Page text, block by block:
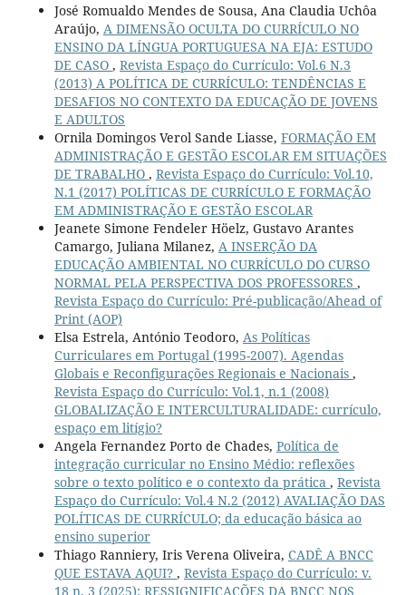
José Romualdo Mendes de Sousa, Ana Claudia Uchôa
Araújo, A DIMENSÃO OCULTA DO CURRÍCULO NO
ENSINO DA LÍNGUA PORTUGUESA NA EJA: ESTUDO
DE CASO , Revista Espaço do Currículo: Vol.6 N.3
(2013) A POLÍTICA DE CURRÍCULO: TENDÊNCIAS E
DESAFIOS NO CONTEXTO DA EDUCAÇÃO DE JOVENS
E ADULTOS
Ornila Domingos Verol Sande Liasse, FORMAÇÃO EM
ADMINISTRAÇÃO E GESTÃO ESCOLAR EM SITUAÇÕES
DE TRABALHO , Revista Espaço do Currículo: Vol.10,
N.1 (2017) POLÍTICAS DE CURRÍCULO E FORMAÇÃO
EM ADMINISTRAÇÃO E GESTÃO ESCOLAR
Jeanete Simone Fendeler Höelz, Gustavo Arantes
Camargo, Juliana Milanez, A INSERÇÃO DA
EDUCAÇÃO AMBIENTAL NO CURRÍCULO DO CURSO
NORMAL PELA PERSPECTIVA DOS PROFESSORES ,
Revista Espaço do Currículo: Pré-publicação/Ahead of
Print (AOP)
Elsa Estrela, António Teodoro, As Políticas
Curriculares em Portugal (1995-2007). Agendas
Globais e Reconfigurações Regionais e Nacionais ,
Revista Espaço do Currículo: Vol.1, n.1 (2008)
GLOBALIZAÇÃO E INTERCULTURALIDADE: currículo,
espaço em litígio?
Angela Fernandez Porto de Chades, Política de
integração curricular no Ensino Médio: reflexões
sobre o texto político e o contexto da prática , Revista
Espaço do Currículo: Vol.4 N.2 (2012) AVALIAÇÃO DAS
POLÍTICAS DE CURRÍCULO; da educação básica ao
ensino superior
Thiago Ranniery, Iris Verena Oliveira, CADÊ A BNCC
QUE ESTAVA AQUI? , Revista Espaço do Currículo: v.
18 n. 3 (2025): RESSIGNIFICAÇÕES DA BNCC NOS